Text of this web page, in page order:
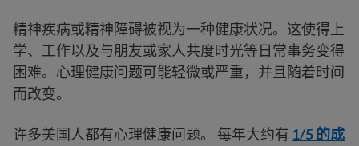
精神疾病或精神障碍被视为一种健康状况。这使得上
学、工作以及与朋友或家人共度时光等日常事务变得
困难。心理健康问题可能轻微或严重，并且随着时间
而改变。
许多美国人都有心理健康问题。 每年大约有 1/5 的成